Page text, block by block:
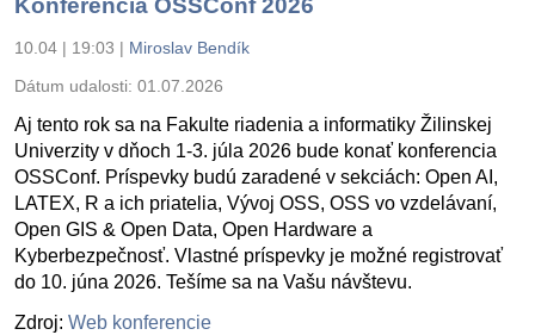
Konferencia OSSConf 2026
10.04 | 19:03 | Miroslav Bendík
Dátum udalosti: 01.07.2026
Aj tento rok sa na Fakulte riadenia a informatiky Žilinskej
Univerzity v dňoch 1-3. júla 2026 bude konať konferencia
OSSConf. Príspevky budú zaradené v sekciách: Open AI,
LATEX, R a ich priatelia, Vývoj OSS, OSS vo vzdelávaní,
Open GIS & Open Data, Open Hardware a
Kyberbezpečnosť. Vlastné príspevky je možné registrovať
do 10. júna 2026. Tešíme sa na Vašu návštevu.
Zdroj: Web konferencie